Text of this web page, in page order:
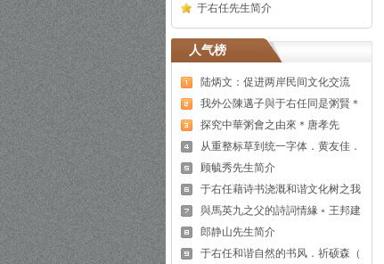
于右任先生简介
人气榜
陆炳文：促进两岸民间文化交流
我外公陳邁子與于右任同是粥賢＊
探究中華粥會之由來＊唐孝先
从重整标草到统一字体．黄友佳．
顾毓秀先生简介
于右任藉诗书浇溉和谐文化树之我
與馬英九之父的詩詞情緣﹡王邦建
郎静山先生简介
于右任和谐自然的书风．祈硕森（